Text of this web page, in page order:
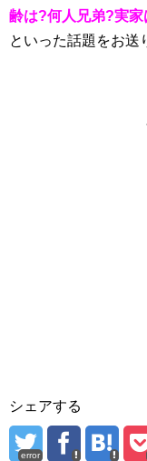
齢は?何人兄弟?実家
といった話題をお送
シェアする
error